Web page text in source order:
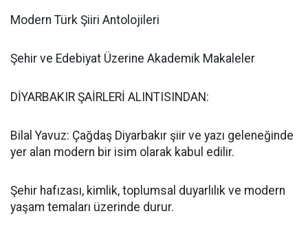
Modern Türk Şiiri Antolojileri
Şehir ve Edebiyat Üzerine Akademik Makaleler
DİYARBAKIR ŞAİRLERİ ALINTISINDAN:
Bilal Yavuz: Çağdaş Diyarbakır şiir ve yazı geleneğinde
yer alan modern bir isim olarak kabul edilir.
Şehir hafızası, kimlik, toplumsal duyarlılık ve modern
yaşam temaları üzerinde durur.